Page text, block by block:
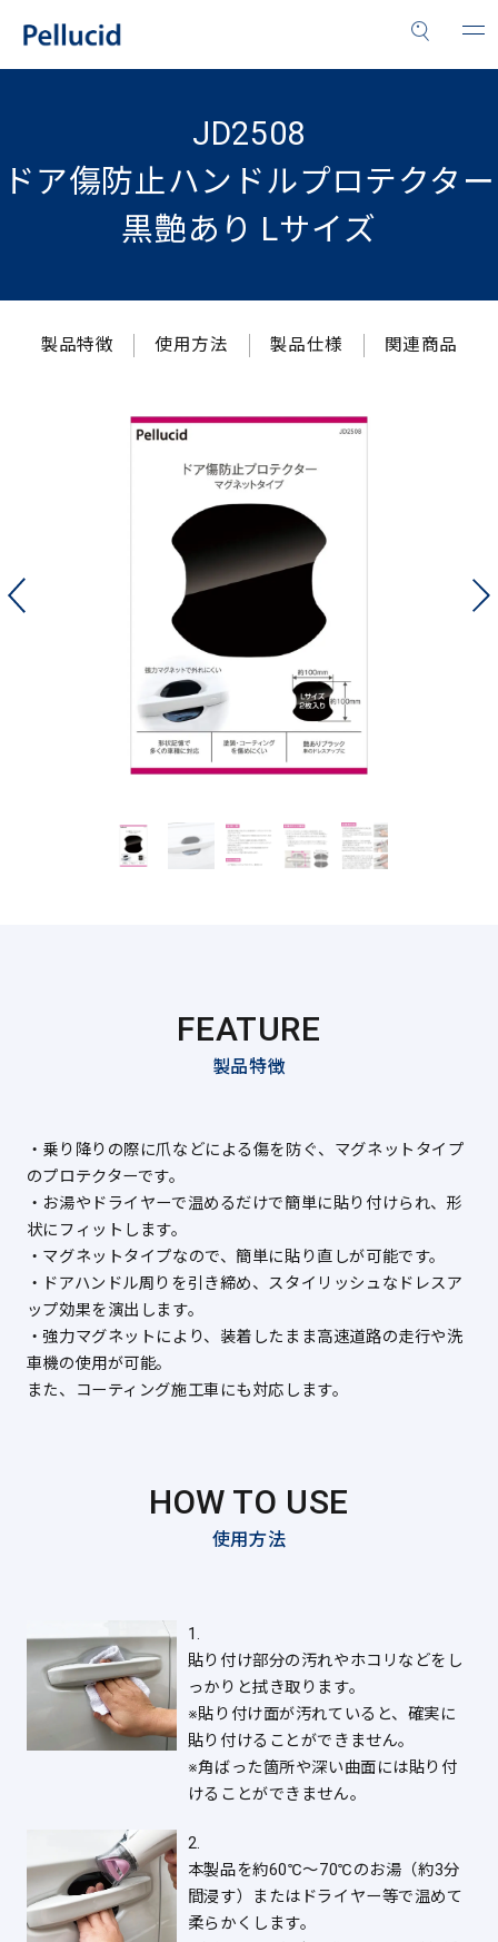
JD2508
ドア傷防止ハンドルプロテクター
黒艶あり Lサイズ
製品特徴 使用方法 製品仕様 関連商品
FEATURE
製品特徴
・乗り降りの際に爪などによる傷を防ぐ、マグネットタイプ
のプロテクターです。
・お湯やドライヤーで温めるだけで簡単に貼り付けられ、形
状にフィットします。
・マグネットタイプなので、簡単に貼り直しが可能です。
・ドアハンドル周りを引き締め、スタイリッシュなドレスア
ップ効果を演出します。
・強力マグネットにより、装着したまま高速道路の走行や洗
車機の使用が可能。
また、コーティング施工車にも対応します。
HOW TO USE
使用方法
1.
貼り付け部分の汚れやホコリなどをし
っかりと拭き取ります。
※貼り付け面が汚れていると、確実に
貼り付けることができません。
※角ばった箇所や深い曲面には貼り付
けることができません。
2.
本製品を約60℃～70℃のお湯（約3分
間浸す）またはドライヤー等で温めて
柔らかくします。